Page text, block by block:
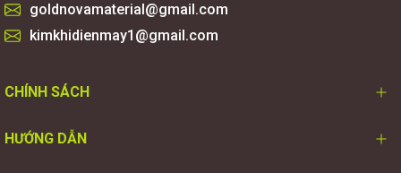
goldnovamaterial@gmail.com
kimkhidienmay1@gmail.com
CHÍNH SÁCH
HƯỚNG DẪN